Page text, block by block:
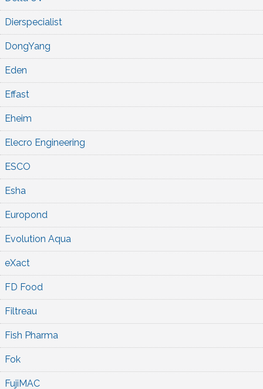
Dierspecialist
DongYang
Eden
Effast
Eheim
Elecro Engineering
ESCO
Esha
Europond
Evolution Aqua
eXact
FD Food
Filtreau
Fish Pharma
Fok
FujiMAC